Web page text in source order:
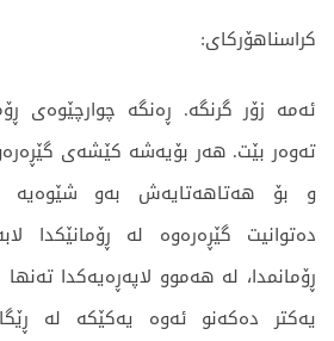
کراسناهۆرکای:
ئەمە زۆر گرنگە. ڕەنگە چوارچێوەی
تەوەر بێت. هەر بۆیەشە کێشەی
و بۆ هەتاهەتایەش بەو شێوەیە
دەتوانیت گێڕەرەوە لە ڕۆمانێکدا
ڕۆمانمدا، لە هەموو لاپەڕەیەکدا
یەکتر دەکەنو ئەوە یەکێکە لە